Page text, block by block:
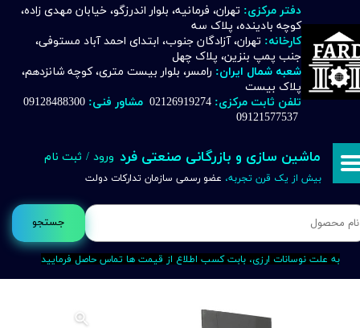
جستجو
دفتر مرکزی: تهران، فرمانیه، بلوار اندرزگو، خیابان مهدی زاده،
کوچه بادینده، پلاک سه
کارخانه: تهران، آزادگان جنوب، ابتدای احمد آباد مستوفی،
جنب پمپ بنزین، پلاک چهل
شعبه شمال ایران: رامسر، بلوار بیست متری، کوچه شانزدهم،
پلاک بیست
تلفن ثابت مرکزی: 02126919274 مشاور فنی:
09121577537
ماشین سازی و بازرگانی صنعتی فرد
بیش از یک قرن تجربه، عضو رسمی سازمان تدارکات دولت
ورود / ثبت نام
حساب کاربری من
تغییر گذر واژه
خروج از حساب کاربری
به علت نوسانات ارزی، بابت کسب اطلاع از قیمت ها تماس حاصل فرمایید